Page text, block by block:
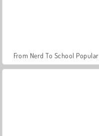
From Nerd To School Popular